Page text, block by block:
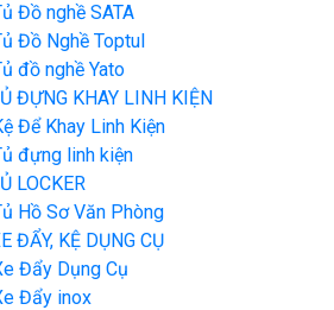
Đồ nghề SATA
Đồ Nghề Toptul
đồ nghề Yato
ĐỰNG KHAY LINH KIỆN
Để Khay Linh Kiện
đựng linh kiện
LOCKER
Hồ Sơ Văn Phòng
ĐẨY, KỆ DỤNG CỤ
Đẩy Dụng Cụ
Đẩy inox